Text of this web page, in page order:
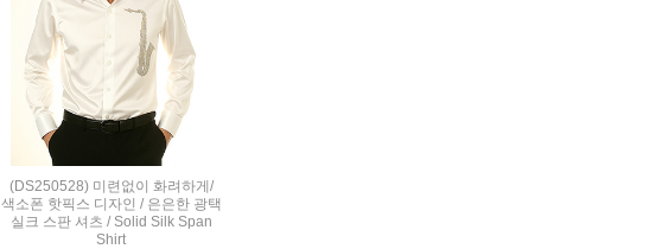
(DS250528) 미련없이 화려하게/
색소폰 핫픽스 디자인 / 은은한 광택
실크 스판 셔츠 / Solid Silk Span
Shirt